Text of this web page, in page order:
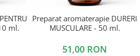
ml.
Preparat aromaterapie DURERI
MUSCULARE - 50 ml.
51,00 RON